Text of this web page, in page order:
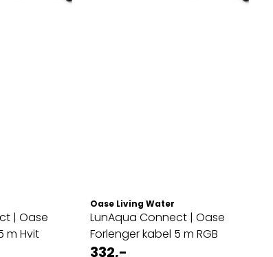
m Hvit
Oase Living Water
LunAqua Connect | Oase
Forlenger kabel 5 m RGB
332,-